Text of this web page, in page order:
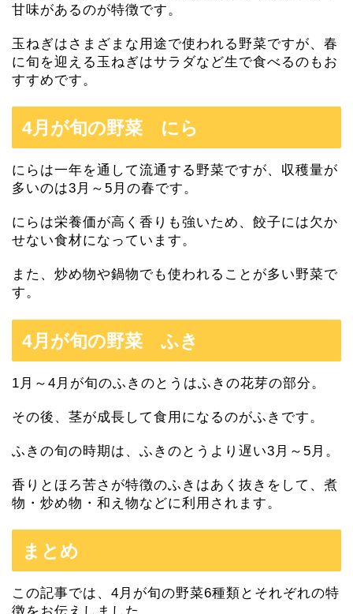
甘味があるのが特徴です。
玉ねぎはさまざまな用途で使われる野菜ですが、春
に旬を迎える玉ねぎはサラダなど生で食べるのもお
すすめです。
4月が旬の野菜 にら
にらは一年を通して流通する野菜ですが、収穫量が
多いのは3月～5月の春です。
にらは栄養価が高く香りも強いため、餃子には欠か
せない食材になっています。
また、炒め物や鍋物でも使われることが多い野菜で
す。
4月が旬の野菜 ふき
1月～4月が旬のふきのとうはふきの花芽の部分。
その後、茎が成長して食用になるのがふきです。
ふきの旬の時期は、ふきのとうより遅い3月～5月。
香りとほろ苦さが特徴のふきはあく抜きをして、煮
物・炒め物・和え物などに利用されます。
まとめ
この記事では、4月が旬の野菜6種類とそれぞれの特